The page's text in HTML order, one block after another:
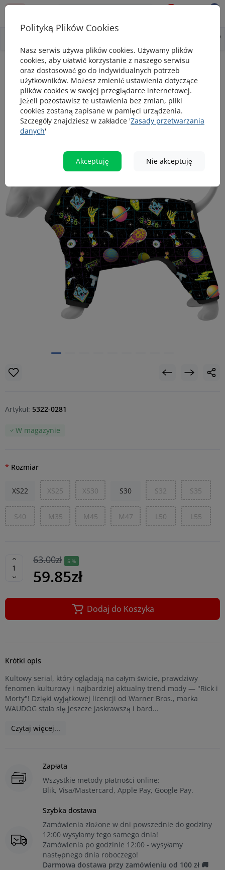
0
Dizajnerskie akcesoria Wiatrówka dla psa WAUDOG Clothes,
Wiatrówka dla psa WAUDOG Clothes,
rysunek "Rick i Morty 2"
0
Artykuł: 5322-0281
W magazynie
Rozmiar
XS22 XS25 XS30 S30 S32 S35
S40 M35 M45 M47 L50 L55
63.00zł 5 %
59.85zł
Dodaj do Koszyka
Krótki opis
Kultowy serial, który oglądają na całym świcie, prawdziwy
fenomen kulturowy i najbardziej aktualny trend mody — "Rick i
Morty"! Dzięki wyjątkowej licencji od Warner Bros., marka
WAUDOG stała się jeszcze jaskrawszą i bard...
Czytaj więcej...
Zapłata
Wszystkie metody płatności online:
Blik, Visa/Mastercard, Apple Pay, Google Pay.
Szybka dostawa
Zamówienia złożone w dni powszednie do godziny
12:00 wysyłamy tego samego dnia!
Zamówienia po godzinie 12:00 - wysyłamy
następnego dnia roboczego!
Darmowa dostawa przy zamówieniu od 100 zł 🚚
Polityką Plików Cookies
Nasz serwis używa plików cookies. Używamy plików
cookies, aby ułatwić korzystanie z naszego serwisu
oraz dostosować go do indywidualnych potrzeb
użytkowników. Możesz zmienić ustawienia dotyczące
plików cookies w swojej przeglądarce internetowej.
Jeżeli pozostawisz te ustawienia bez zmian, pliki
cookies zostaną zapisane w pamięci urządzenia.
Szczegóły znajdziesz w zakładce 'Zasady przetwarzania
danych'
Akceptuję Nie akceptuję